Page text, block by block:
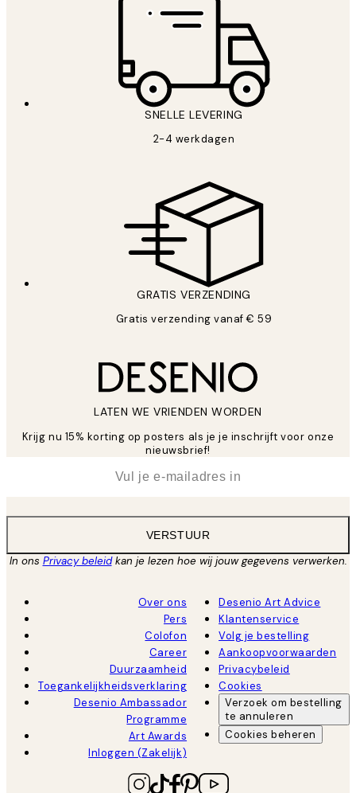
SNELLE LEVERING
2-4 werkdagen
GRATIS VERZENDING
Gratis verzending vanaf € 59
LATEN WE VRIENDEN WORDEN
Krijg nu 15% korting op posters als je je inschrijft voor onze
nieuwsbrief!
VERSTUUR
In ons Privacy beleidkan je lezen hoe wij jouw gegevens verwerken.
Over ons
Pers
Colofon
Career
Duurzaamheid
Toegankelijkheidsverklaring
Desenio Ambassador
Programme
Art Awards
Inloggen (Zakelijk)
Desenio Art Advice
Klantenservice
Volg je bestelling
Aankoopvoorwaarden
Privacybeleid
Cookies
Verzoek om bestelling
te annuleren
Cookies beheren